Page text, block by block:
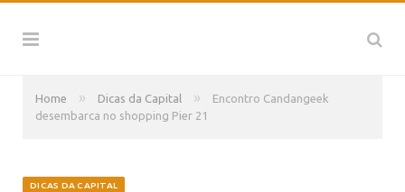
Home » Dicas da Capital »
Encontro Candangeek
desembarca no shopping Pier 21
DICAS DA CAPITAL